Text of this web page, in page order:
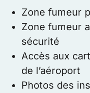
Zone fumeur
Zone fumeur
sécurité
Accès aux
de l’aéroport
Photos des